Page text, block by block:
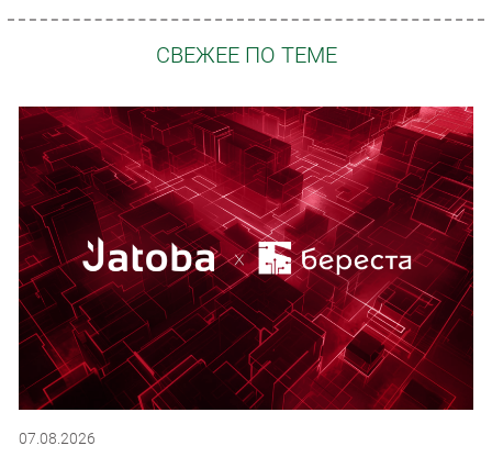
СВЕЖЕЕ ПО ТЕМЕ
07.08.2026